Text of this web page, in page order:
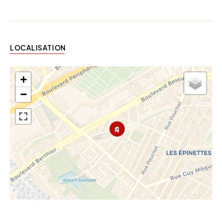
LOCALISATION
+
−